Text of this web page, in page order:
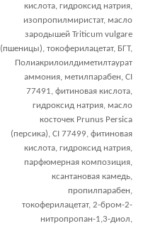
кислота, гидроксид натрия,
изопропилмиристат, масло
зародышей Triticum vulgare
(пшеницы), токоферилацетат, БГТ,
Полиакрилоилдиметилтаурат
аммония, метилпарабен, CI
77491, фитиновая кислота,
гидроксид натрия, масло
косточек Prunus Persica
(персика), CI 77499, фитиновая
кислота, гидроксид натрия,
парфюмерная композиция,
ксантановая камедь,
пропилпарабен,
токоферилацетат, 2-бром-2-
нитропропан-1,3-диол,